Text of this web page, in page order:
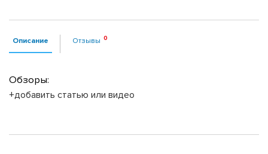
Описание Отзывы
Обзоры:
+добавить статью или видео